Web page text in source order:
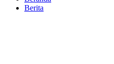
Berita